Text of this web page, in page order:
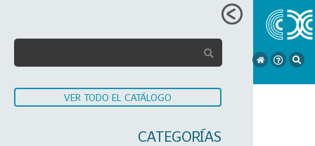
VER TODO EL CATÁLOGO
CATEGORÍAS